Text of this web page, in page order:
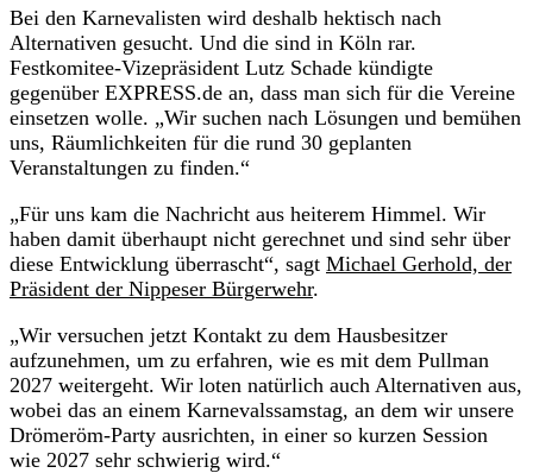
Bei den Karnevalisten wird deshalb hektisch nach
Alternativen gesucht. Und die sind in Köln rar.
Festkomitee-Vizepräsident Lutz Schade kündigte
gegenüber EXPRESS.de an, dass man sich für die Vereine
einsetzen wolle. „Wir suchen nach Lösungen und bemühen
uns, Räumlichkeiten für die rund 30 geplanten
Veranstaltungen zu finden.“
„Für uns kam die Nachricht aus heiterem Himmel. Wir
haben damit überhaupt nicht gerechnet und sind sehr über
diese Entwicklung überrascht“, sagt Michael Gerhold, der
Präsident der Nippeser Bürgerwehr.
„Wir versuchen jetzt Kontakt zu dem Hausbesitzer
aufzunehmen, um zu erfahren, wie es mit dem Pullman
2027 weitergeht. Wir loten natürlich auch Alternativen aus,
wobei das an einem Karnevalssamstag, an dem wir unsere
Drömeröm-Party ausrichten, in einer so kurzen Session
wie 2027 sehr schwierig wird.“